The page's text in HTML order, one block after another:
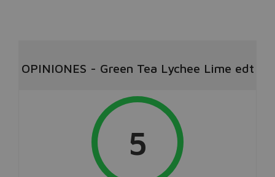
OPINIONES - Green Tea Lychee Lime edt
5